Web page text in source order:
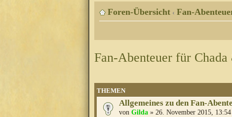
Foren-Übersicht ‹ Fan-
Fan-Abenteuer für
THEMEN
Allgemeines zu den Fan-
von Gilda » 26. November 2015, 13:54